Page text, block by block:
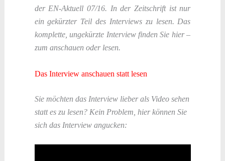
der EN-Aktuell 07/16. In der Zeitschrift ist nur
ein gekürzter Teil des Interviews zu lesen. Das
komplette, ungekürzte Interview finden Sie hier –
zum anschauen oder lesen.
Das Interview anschauen statt lesen
Sie möchten das Interview lieber als Video sehen
statt es zu lesen? Kein Problem, hier können Sie
sich das Interview angucken: